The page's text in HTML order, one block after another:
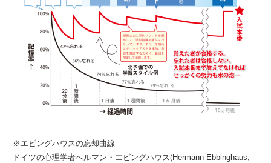
※エビングハウスの忘却曲線
ドイツの心理学者へルマン・エビングハウス(Hermann Ebbinghaus,